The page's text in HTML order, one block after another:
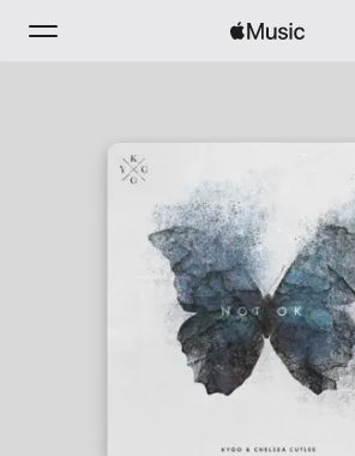
Installare Apple Music